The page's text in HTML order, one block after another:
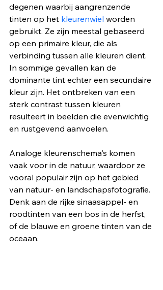
degenen waarbij aangrenzende
tinten op het kleurenwiel worden
gebruikt. Ze zijn meestal gebaseerd
op een primaire kleur, die als
verbinding tussen alle kleuren dient.
In sommige gevallen kan de
dominante tint echter een secundaire
kleur zijn. Het ontbreken van een
sterk contrast tussen kleuren
resulteert in beelden die evenwichtig
en rustgevend aanvoelen.
Analoge kleurenschema's komen
vaak voor in de natuur, waardoor ze
vooral populair zijn op het gebied
van natuur- en landschapsfotografie.
Denk aan de rijke sinaasappel- en
roodtinten van een bos in de herfst,
of de blauwe en groene tinten van de
oceaan.